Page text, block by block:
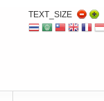
TEXT_SIZE